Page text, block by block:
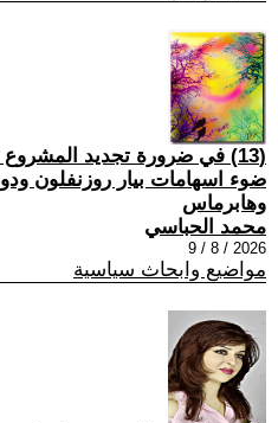
(13) في ضرورة تجديد
ضوء اسهامات بيار روزنفلون
وهابرماس
محمد الحباسي
2026 / 8 / 9
مواضيع وابحاث سياسية